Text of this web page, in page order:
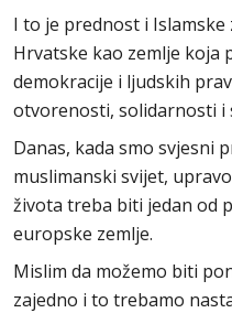
I to je prednost i
Hrvatske kao zemlje koja
demokracije i ljudskih
otvorenosti, solidarnosti i
Danas, kada smo svjesni
muslimanski svijet,
života treba biti jedan od
europske zemlje.
Mislim da možemo biti
zajedno i to trebamo